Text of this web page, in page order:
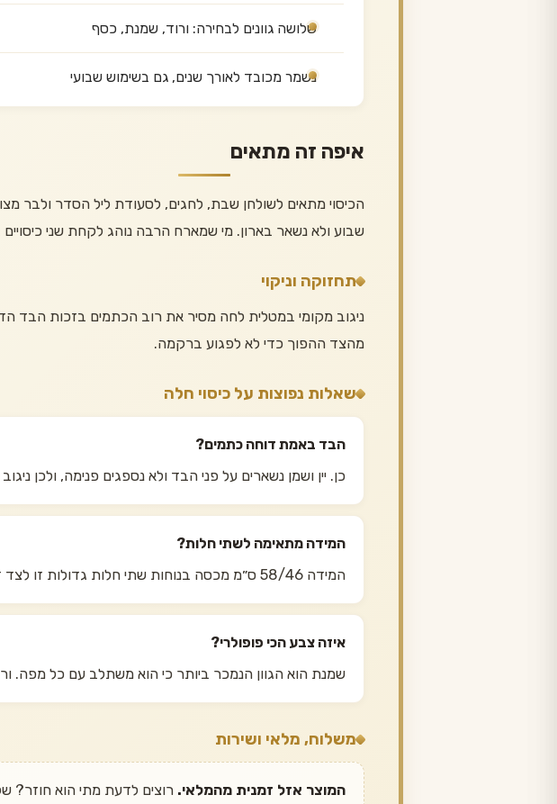
שלושה גוונים לבחירה: ורוד, שמנת, כסף
נשמר מכובד לאורך שנים, גם בשימוש שבועי
איפה זה מתאים
הכיסוי מתאים לשולחן שבת, לחגים, לסעודת ליל הסדר ולבר
שבוע ולא נשאר בארון. מי שמארח הרבה נוהג לקחת שני
תחזוקה וניקוי
ניגוב מקומי במטלית לחה מסיר את רוב הכתמים בזכות הבד
מהצד ההפוך כדי לא לפגוע ברקמה.
שאלות נפוצות על כיסוי חלה
הבד באמת דוחה כתמים?
כן. יין ושמן נשארים על פני הבד ולא נספגים פנימה, ולכן
המידה מתאימה לשתי חלות?
המידה 58/46 ס״מ מכסה בנוחות שתי חלות גדולות זו לצד זו, כולל השוליים שנשארים על המפה.
איזה צבע הכי פופולרי?
שמנת הוא הגוון הנמכר ביותר כי הוא משתלב עם כל מפה.
משלוח, מלאי ושירות
המוצר אזל זמנית מהמלאי.